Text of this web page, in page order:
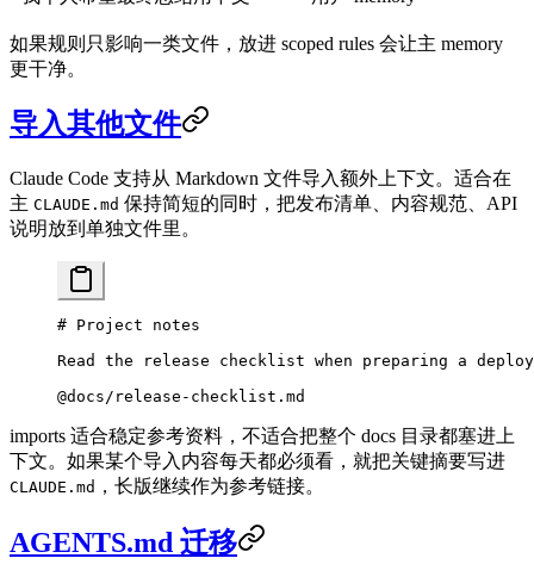
如果规则只影响一类文件，放进 scoped rules 会让主 memory
更干净。
导入其他文件
Claude Code 支持从 Markdown 文件导入额外上下文。适合在
主 CLAUDE.md 保持简短的同时，把发布清单、内容规范、API
说明放到单独文件里。
# Project notes
Read the release checklist when preparing a
@docs/release-checklist.md
imports 适合稳定参考资料，不适合把整个 docs 目录都塞进上
下文。如果某个导入内容每天都必须看，就把关键摘要写进
CLAUDE.md ，长版继续作为参考链接。
AGENTS.md 迁移